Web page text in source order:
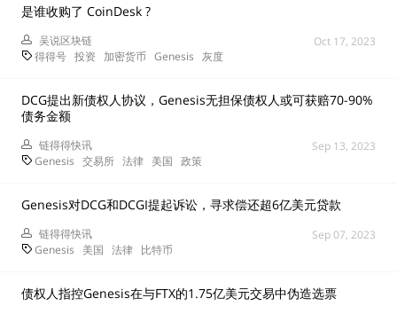
是谁收购了 CoinDesk ?
吴说区块链
Oct 17, 2023
得得号 投资 加密货币 Genesis 灰度
DCG提出新债权人协议，Genesis无担保债权人或可获赔70-90%
债务金额
链得得快讯
Sep 13, 2023
Genesis 交易所 法律 美国 政策
Genesis对DCG和DCGI提起诉讼，寻求偿还超6亿美元贷款
链得得快讯
Sep 07, 2023
Genesis
美国 法律 比特币
债权人指控Genesis在与FTX的1.75亿美元交易中伪造选票